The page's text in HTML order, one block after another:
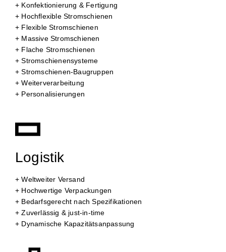
+ Konfektionierung & Fertigung
+ Hochflexible Stromschienen
+ Flexible Stromschienen
+ Massive Stromschienen
+ Flache Stromschienen
+ Stromschienensysteme
+ Stromschienen-Baugruppen
+ Weiterverarbeitung
+ Personalisierungen
Logistik
+ Weltweiter Versand
+ Hochwertige Verpackungen
+ Bedarfsgerecht nach Spezifikationen
+ Zuverlässig & just-in-time
+ Dynamische Kapazitätsanpassung